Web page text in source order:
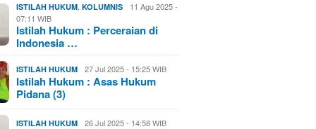
ISTILAH HUKUM ,KOLUMNIS
11 Agu 2025 -
07:11 WIB
Istilah Hukum : Perceraian di
Indonesia …
ISTILAH HUKUM 27 Jul 2025 - 15:25 WIB
Istilah Hukum : Asas Hukum
Pidana (3)
ISTILAH HUKUM 26 Jul 2025 - 14:58 WIB